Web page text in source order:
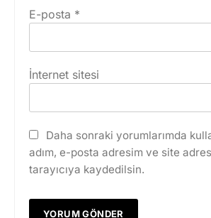
E-posta *
İnternet sitesi
Daha sonraki yorumlarımda
adım, e-posta adresim ve site
tarayıcıya kaydedilsin.